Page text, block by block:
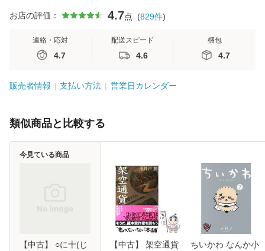
お店の評価： 4.7点 (829件)
連絡・応対
4.7
配送スピード
4.6
梱包
4.7
販売者情報 支払い方法 営業日カレンダー
類似商品と比較する
【中古】 ○に十(じ
今見ている商品
【中古】 架空通貨
ちいかわ なんか小